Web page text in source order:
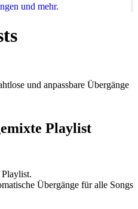
und mehr.
und anpassbare Übergänge
Playlist
Übergänge für alle Songs